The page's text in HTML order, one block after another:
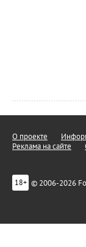
О проекте
Реклама на сайте
18+ © 2006-2026